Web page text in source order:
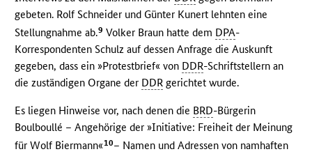
gebeten. Rolf Schneider und Günter Kunert lehnten eine
Stellungnahme ab.9 Volker Braun hatte dem DPA-
Korrespondenten Schulz auf dessen Anfrage die Auskunft
gegeben, dass ein »Protestbrief« von DDR-Schriftstellern an
die zuständigen Organe der DDR gerichtet wurde.
Es liegen Hinweise vor, nach denen die BRD-Bürgerin
Boulboullé – Angehörige der »Initiative: Freiheit der Meinung
für Wolf Biermann«10– Namen und Adressen von namhaften